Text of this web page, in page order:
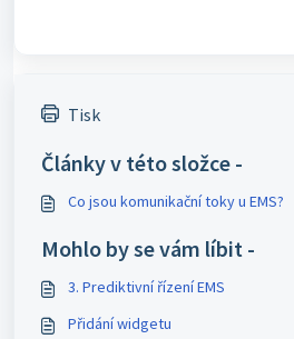
Tisk
Články v této složce -
Co jsou komunikační toky u EMS?
Mohlo by se vám líbit -
3. Prediktivní řízení EMS
Přidání widgetu